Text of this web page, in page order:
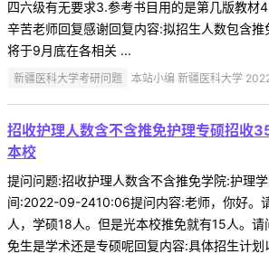
四六级有无要求3.参考书目用的是第几版教材
辛苦老师回复感谢回复内容:拟招生人数包含
将于9月底在各相关 ...
新疆医科大学考研问题 本站小编 新疆医科大学
招收护理人数含不含推免护理专硕招收
本校
提问问题:招收护理人数含不含推免学院:护理
间:2022-09-2410:06提问内容:老师，你好。
人，学硕18人。但是光本校推免就有15人。
免生是学术还是专硕呢回复内容:具体招生计